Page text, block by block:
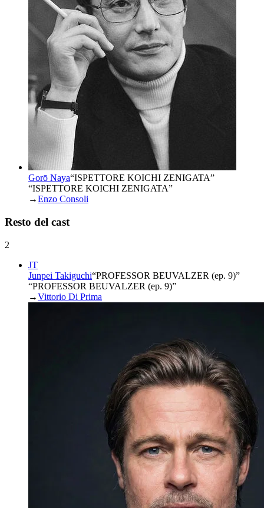
Gorō Naya“ISPETTORE KOICHI ZENIGATA”
“ISPETTORE KOICHI ZENIGATA”
→Enzo Consoli
Resto del cast
2
JT
Junpei Takiguchi“PROFESSOR BEUVALZER (ep. 9)”
“PROFESSOR BEUVALZER (ep. 9)”
→Vittorio Di Prima